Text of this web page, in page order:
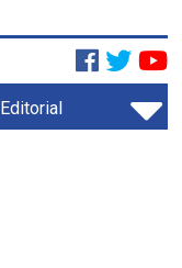
Editorial